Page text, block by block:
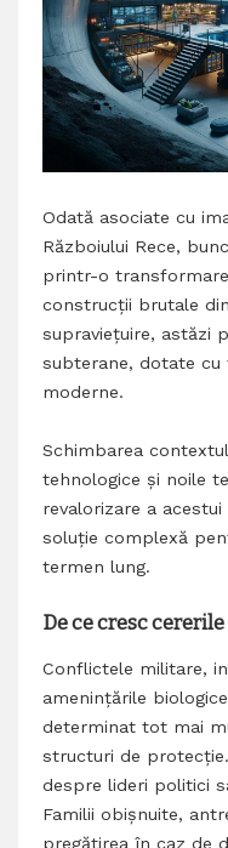
Odată asociate cu
Războiului Rece,
printr-o
construcții brutale
supraviețuire, astăzi
subterane, dotate cu
moderne.
Schimbarea
tehnologice și noile
revalorizare a
soluție complexă
termen lung.
De ce cresc
Conflictele militare,
amenințările
determinat tot mai
structuri de
despre lideri politici
Familii obișnuite,
pregătirea în caz de